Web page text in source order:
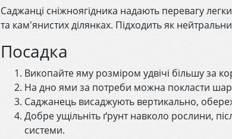
Саджанці сніжноягідника надають перевагу
та кам'янистих ділянках. Підходить як
Посадка
Викопайте яму розміром удвічі більшу за
На дно ями за потреби можна покласти шар
Саджанець висаджують вертикально,
Добре ущільніть ґрунт навколо рослини,
системи.